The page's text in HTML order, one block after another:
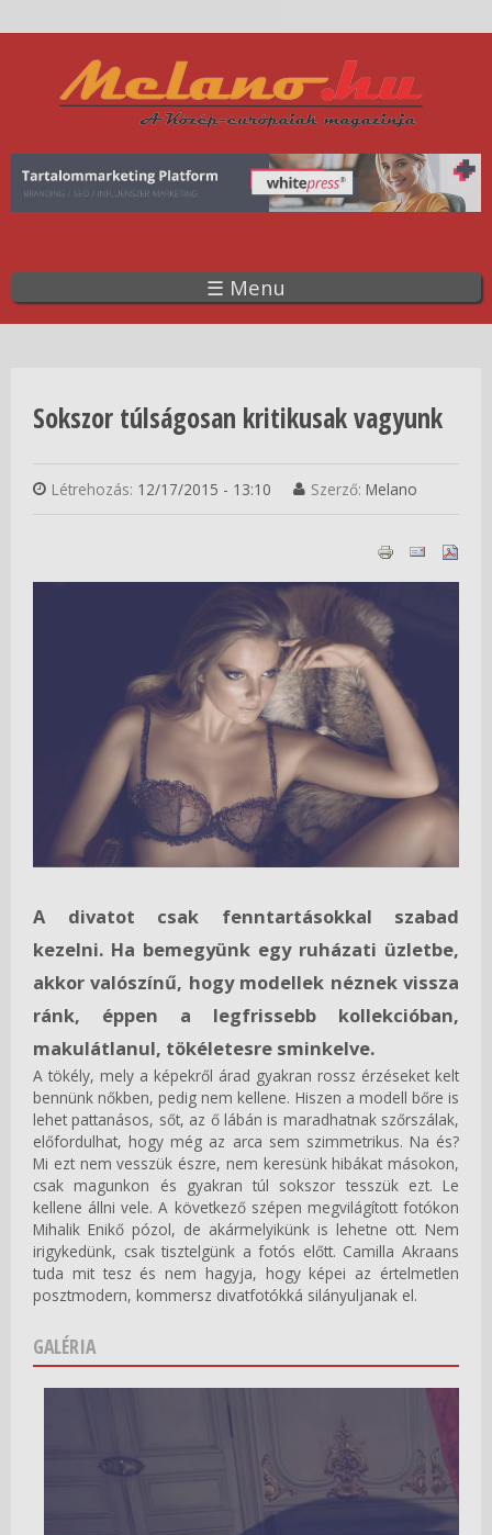
a
tartalomra
☰ Menu
Sokszor túlságosan kritikusak vagyunk
Létrehozás: 12/17/2015 - 13:10 Szerző: Melano
A divatot csak fenntartásokkal szabad
kezelni. Ha bemegyünk egy ruházati üzletbe,
akkor valószínű, hogy modellek néznek vissza
ránk, éppen a legfrissebb kollekcióban,
makulátlanul, tökéletesre sminkelve.
A tökély, mely a képekről árad gyakran rossz érzéseket kelt
bennünk nőkben, pedig nem kellene. Hiszen a modell bőre is
lehet pattanásos, sőt, az ő lábán is maradhatnak szőrszálak,
előfordulhat, hogy még az arca sem szimmetrikus. Na és?
Mi ezt nem vesszük észre, nem keresünk hibákat másokon,
csak magunkon és gyakran túl sokszor tesszük ezt. Le
kellene állni vele. A következő szépen megvilágított fotókon
Mihalik Enikő pózol, de akármelyikünk is lehetne ott. Nem
irigykedünk, csak tisztelgünk a fotós előtt. Camilla Akraans
tuda mit tesz és nem hagyja, hogy képei az értelmetlen
posztmodern, kommersz divatfotókká silányuljanak el.
GALÉRIA